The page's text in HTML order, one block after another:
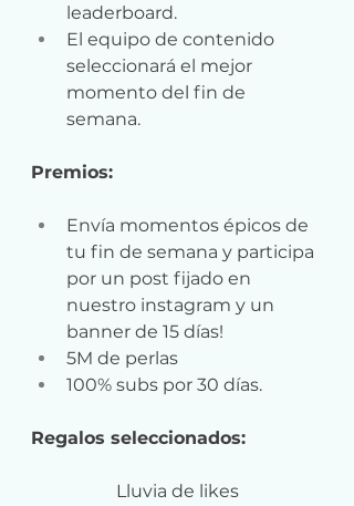
leaderboard.
El equipo de contenido
seleccionará el mejor
momento del fin de
semana.
Premios:
Envía momentos épicos de
tu fin de semana y participa
por un post fijado en
nuestro instagram y un
banner de 15 días!
5M de perlas
100% subs por 30 días.
Regalos seleccionados:
Lluvia de likes